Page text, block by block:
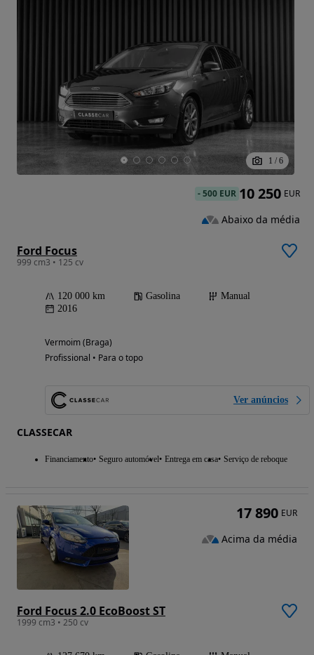
1 / 6
Ford Focus
999 cm3 • 125 cv
120 000 km Gasolina
Manual
2016
Vermoim (Braga)
Profissional • Para o topo
Ver anúncios
CLASSECAR
Financiamento Seguro automóvel Entrega em casa Serviço de reboque
-500 EUR 10 250 EUR
Abaixo da média
Ford Focus 2.0 EcoBoost ST
1999 cm3 • 250 cv
17 890 EUR
Acima da média